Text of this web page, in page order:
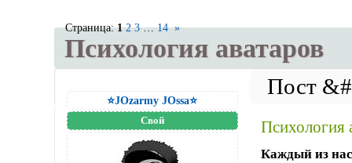
Психология аватаров
Страница:1 2 3 … 14 »
⭐JOzarmy JOssa⭐
Свой Психология
Каждый из